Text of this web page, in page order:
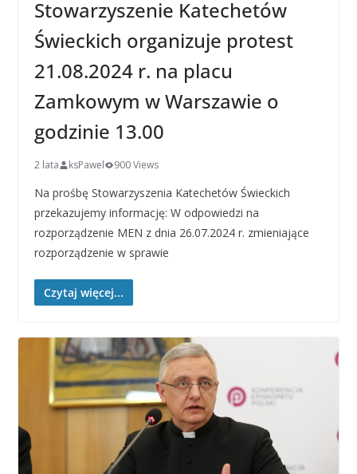
Stowarzyszenie Katechetów
Świeckich organizuje protest
21.08.2024 r. na placu
Zamkowym w Warszawie o
godzinie 13.00
2 lata ksPawel 900 Views
Na prośbę Stowarzyszenia Katechetów Świeckich
przekazujemy informację: W odpowiedzi na
rozporządzenie MEN z dnia 26.07.2024 r. zmieniające
rozporządzenie w sprawie
Czytaj więcej...